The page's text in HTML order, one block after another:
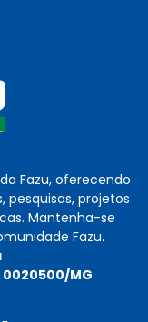
Fazu, oferecendo
projetos
Mantenha-se
Fazu.
MG